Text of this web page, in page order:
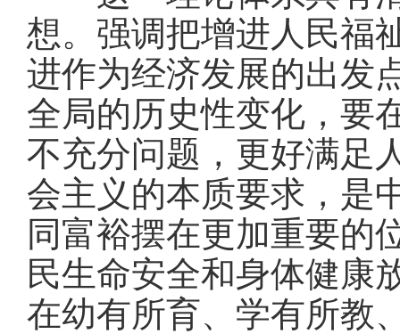
想。强调把增进人民福
进作为经济发展的出发
全局的历史性变化，要
不充分问题，更好满足
会主义的本质要求，是
同富裕摆在更加重要的
民生命安全和身体健康
在幼有所育、学有所教